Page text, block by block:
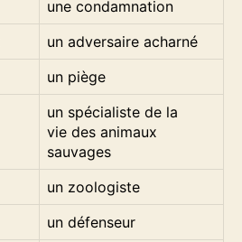
une condamnation
un adversaire acharné
un piège
un spécialiste de la
vie des animaux
sauvages
un zoologiste
un défenseur